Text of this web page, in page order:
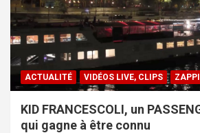
ACTUALITÉ VIDÉOS LIVE, CLIPS
KID FRANCESCOLI, un
qui gagne à être connu